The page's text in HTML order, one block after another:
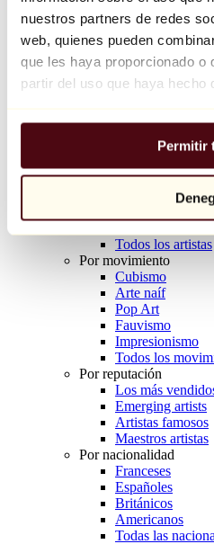
nuestros partners de redes
web, quienes pueden
que les haya proporcionado o
partir del uso que haya hecho
Permitir
Balloon Dog (Orange)
Jeff Koons
10.000 €
Explorar
Todos los
Todos los
Todos los artistas
Por movimiento
Cubismo
Arte naíf
Pop Art
Fauvismo
Impresionismo
Todos los
Por reputación
Los más
Emerging artists
Artistas famosos
Maestros artistas
Por nacionalidad
Franceses
Españoles
Británicos
Americanos
Todas las